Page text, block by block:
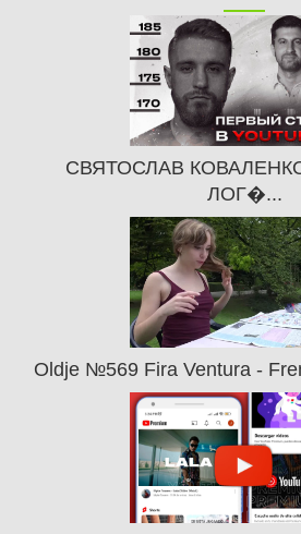
СВЯТОСЛАВ
ЛОГ�...
Oldje №569 Fira Ventura -